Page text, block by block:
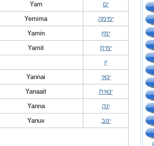
ים
Yam
ימימה
Yemima
ימין
Yamin
ימית
Yamit
ין
ינאי
Yannai
ינאית
Yanaait
ינה
Yanna
ינוב
Yanuv